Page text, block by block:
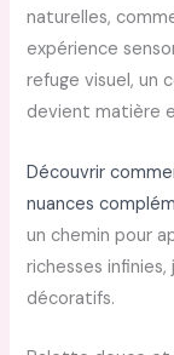
naturelles,
expérience
refuge visuel, un
devient matière
Découvrir
nuances
un chemin pour
richesses
décoratifs.